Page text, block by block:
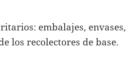
embalajes, envases,
los recolectores de base.